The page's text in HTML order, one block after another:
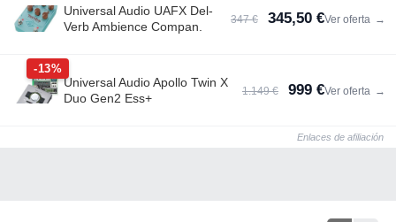
Universal Audio UAFX Del-
Verb Ambience Compan.
347 € 345,50 €Ver oferta →
-13%
Universal Audio Apollo Twin X
Duo Gen2 Ess+
1.149 € 999 €Ver oferta →
Enlaces de afiliación